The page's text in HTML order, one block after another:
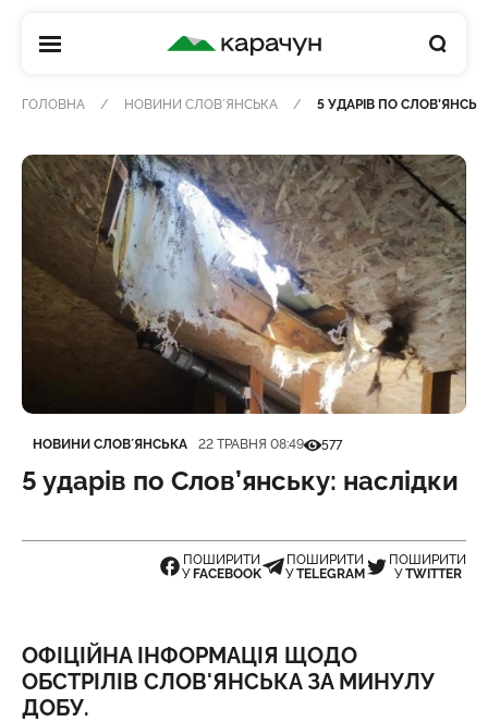
КАРАЧУН
ГОЛОВНА НОВИНИ СЛОВʼЯНСЬКА 5 УДАРІВ ПО
Категорія
НОВИНИ СЛОВʼЯНСЬКА
Дата публікації 22 ТРАВНЯ 08:49Кількість переглядів
577
5 ударів по Слов’янську: наслідки
ПОШИРИТИ
У FACEBOOK
ПОШИРИТИ
УTELEGRAM
ПОШИРИТИ
УTWITTER
ОФІЦІЙНА ІНФОРМАЦІЯ ЩОДО
ОБСТРІЛІВ СЛОВ'ЯНСЬКА ЗА МИНУЛУ
ДОБУ.